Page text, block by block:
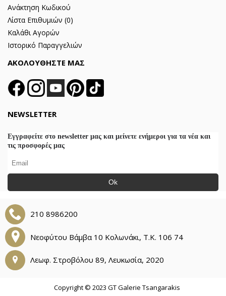
Ανάκτηση Κωδικού
Λίστα Επιθυμιών (0)
Καλάθι Αγορών
Ιστορικό Παραγγελιών
ΑΚΟΛΟΥΘΗΣΤΕ ΜΑΣ
NEWSLETTER
Εγγραφείτε στο newsletter μας και μείνετε ενήμεροι για τα νέα και
τις προσφορές μας
Ok
210 8986200
Νεοφύτου Βάμβα 10 Κολωνάκι, Τ.Κ. 106 74
Λεωφ. Στροβόλου 89, Λευκωσία, 2020
Copyright © 2023 GT Galerie Tsangarakis